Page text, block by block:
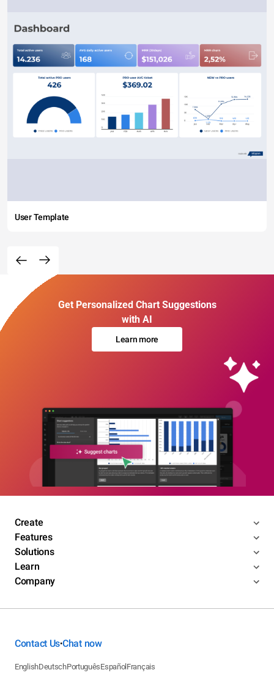
User Template
Get Personalized Chart Suggestions
with AI
Learn more
Create
Features
Solutions
Learn
Company
Contact Us•Chat now
EnglishDeutschPortuguêsEspañol Français